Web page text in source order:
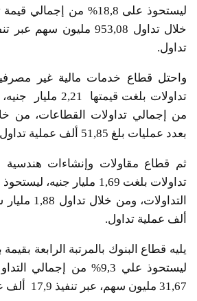
ليستحوذ على 18,8% من
تداول.
واحتل قطاع خدمات مالية غير مصرفية
من إجمالي تداولات القطاعات، من
بعدد عمليات بلغ 51,85 ألف عملية تداول.
ثم قطاع مقاولات وإنشاءات هندسية
ألف عملية تداول.
ليستحوذ علي 9,3% من
31,67 مليون سهم، عبر تنفيذ 17,9 ألف عملية تداول.